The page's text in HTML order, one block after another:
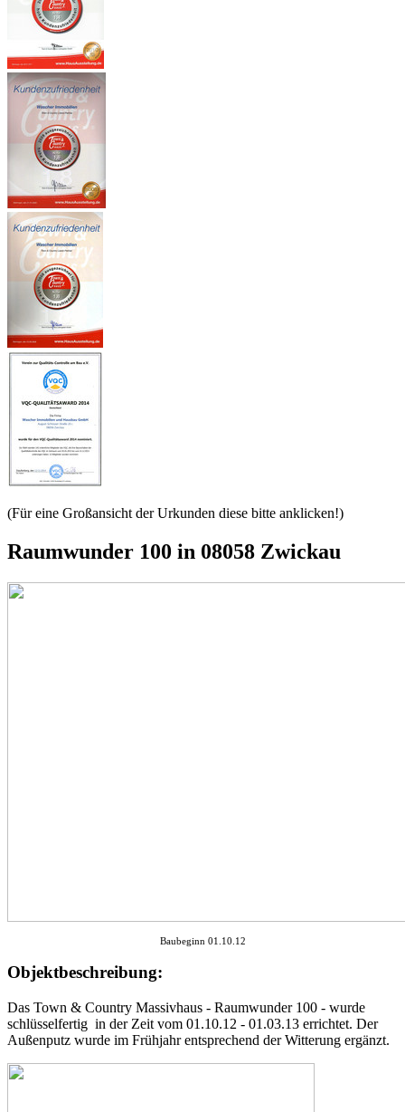
(Für eine Großansicht der Urkunden diese bitte anklicken!)
Raumwunder 100 in 08058 Zwickau
Baubeginn 01.10.12
Objektbeschreibung:
Das Town & Country Massivhaus - Raumwunder 100 - wurde
schlüsselfertig in der Zeit vom 01.10.12 - 01.03.13 errichtet. Der
Außenputz wurde im Frühjahr entsprechend der Witterung ergänzt.